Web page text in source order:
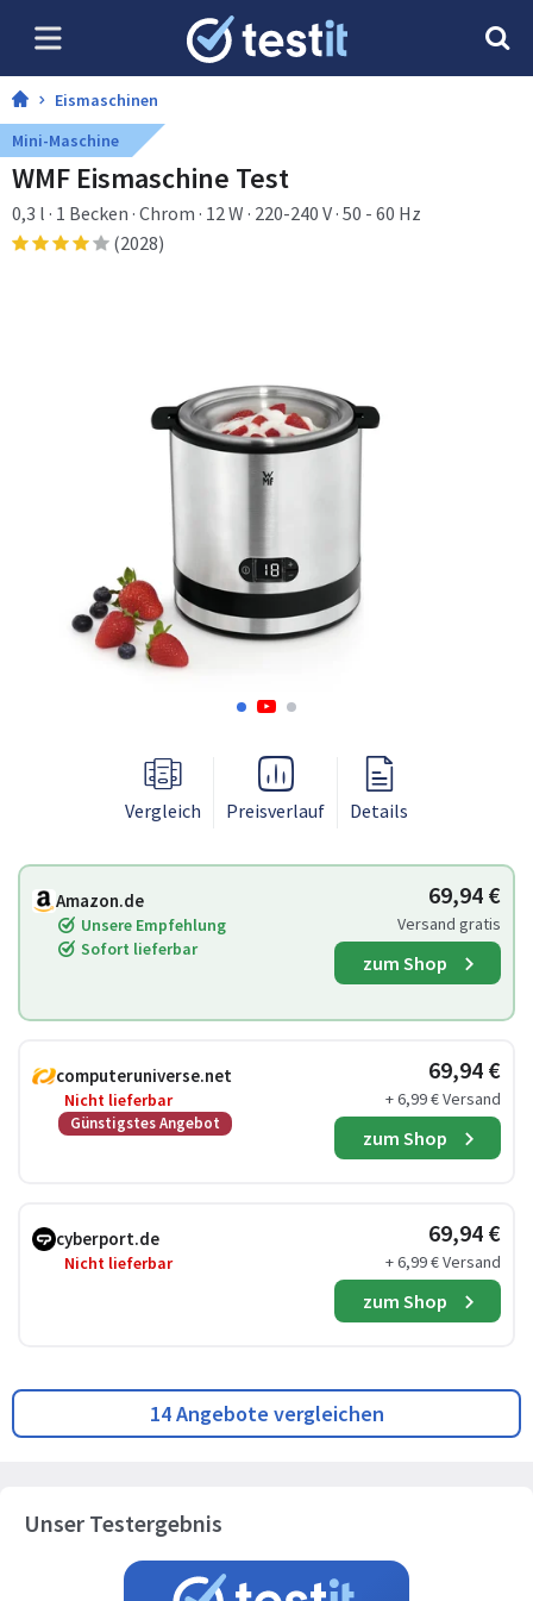
Eismaschinen
Mini-Maschine
WMF Eismaschine Test
0,3 l · 1 Becken · Chrom · 12 W · 220-240 V · 50 - 60 Hz
(2028)
Vergleich Preisverlauf Details
Amazon.de
Unsere Empfehlung
Sofort lieferbar
69,94 €
Versand gratis
zum Shop
computeruniverse.net
Nicht lieferbar
Günstigstes Angebot
69,94 €
+ 6,99 € Versand
zum Shop
cyberport.de
Nicht lieferbar
69,94 €
+ 6,99 € Versand
zum Shop
14 Angebote vergleichen
Unser Testergebnis